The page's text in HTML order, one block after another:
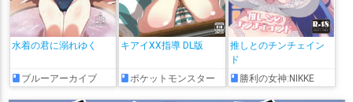
水着の君に溺れゆく
ブルーアーカイブ
キアイXX指導 DL版
ポケットモンスター
推しとのチンチェイン
ド
勝利の女神:NIKKE